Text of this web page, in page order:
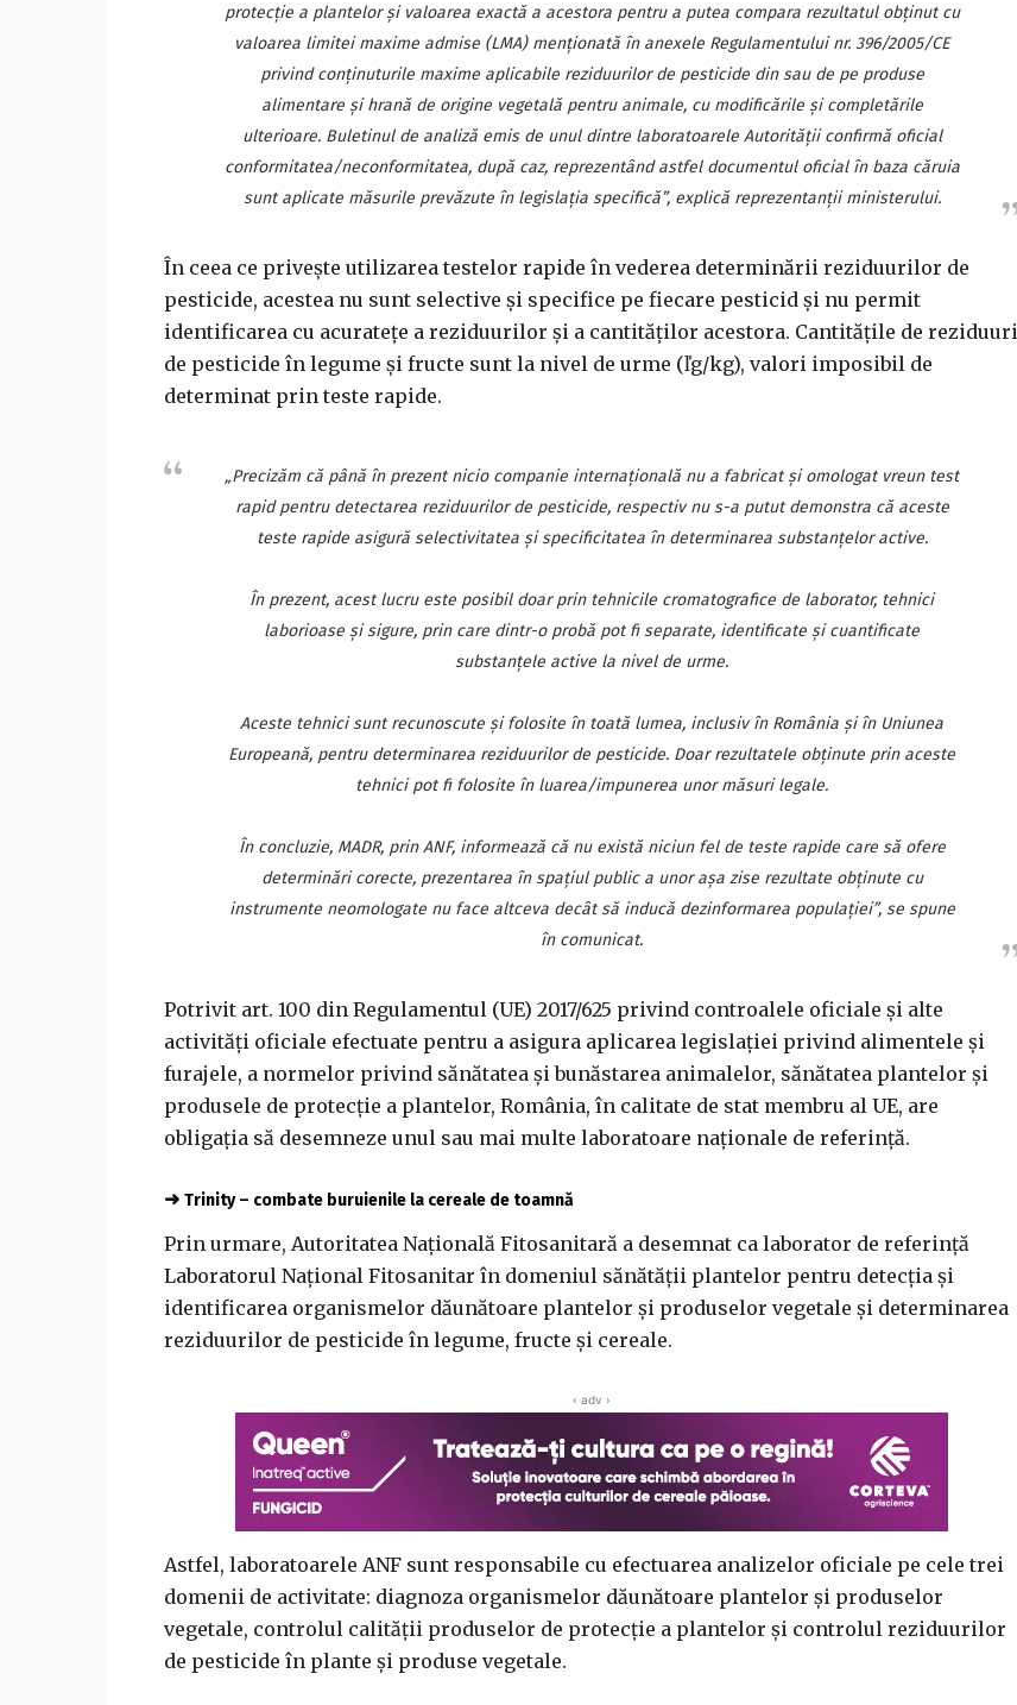
protecţie a plantelor şi valoarea exactă a acestora pentru a putea compara rezultatul obţinut cu
valoarea limitei maxime admise (LMA) menţionată în anexele Regulamentului nr. 396/2005/CE
privind conţinuturile maxime aplicabile reziduurilor de pesticide din sau de pe produse
alimentare şi hrană de origine vegetală pentru animale, cu modificările şi completările
ulterioare. Buletinul de analiză emis de unul dintre laboratoarele Autorităţii confirmă oficial
conformitatea/neconformitatea, după caz, reprezentând astfel documentul oficial în baza căruia
sunt aplicate măsurile prevăzute în legislaţia specifică”, explică reprezentanţii ministerului.
În ceea ce priveşte utilizarea testelor rapide în vederea determinării reziduurilor de
pesticide, acestea nu sunt selective şi specifice pe fiecare pesticid şi nu permit
identificarea cu acurateţe a reziduurilor şi a cantităţilor acestora. Cantităţile de reziduuri
de pesticide în legume şi fructe sunt la nivel de urme (ľg/kg), valori imposibil de
determinat prin teste rapide.
„Precizăm că până în prezent nicio companie internaţională nu a fabricat şi omologat vreun test
rapid pentru detectarea reziduurilor de pesticide, respectiv nu s-a putut demonstra că aceste
teste rapide asigură selectivitatea şi specificitatea în determinarea substanţelor active.
În prezent, acest lucru este posibil doar prin tehnicile cromatografice de laborator, tehnici
laborioase şi sigure, prin care dintr-o probă pot fi separate, identificate şi cuantificate
substanţele active la nivel de urme.
Aceste tehnici sunt recunoscute şi folosite în toată lumea, inclusiv în România şi în Uniunea
Europeană, pentru determinarea reziduurilor de pesticide. Doar rezultatele obţinute prin aceste
tehnici pot fi folosite în luarea/impunerea unor măsuri legale.
În concluzie, MADR, prin ANF, informează că nu există niciun fel de teste rapide care să ofere
determinări corecte, prezentarea în spaţiul public a unor aşa zise rezultate obţinute cu
instrumente neomologate nu face altceva decât să inducă dezinformarea populaţiei”, se spune
în comunicat.
Potrivit art. 100 din Regulamentul (UE) 2017/625 privind controalele oficiale şi alte
activităţi oficiale efectuate pentru a asigura aplicarea legislaţiei privind alimentele şi
furajele, a normelor privind sănătatea şi bunăstarea animalelor, sănătatea plantelor şi
produsele de protecţie a plantelor, România, în calitate de stat membru al UE, are
obligaţia să desemneze unul sau mai multe laboratoare naţionale de referinţă.
➜ Trinity – combate buruienile la cereale de toamnă
Prin urmare, Autoritatea Naţională Fitosanitară a desemnat ca laborator de referinţă
Laboratorul Naţional Fitosanitar în domeniul sănătăţii plantelor pentru detecţia şi
identificarea organismelor dăunătoare plantelor şi produselor vegetale şi determinarea
reziduurilor de pesticide în legume, fructe şi cereale.
‹ adv ›
Astfel, laboratoarele ANF sunt responsabile cu efectuarea analizelor oficiale pe cele trei
domenii de activitate: diagnoza organismelor dăunătoare plantelor şi produselor
vegetale, controlul calităţii produselor de protecţie a plantelor şi controlul reziduurilor
de pesticide în plante şi produse vegetale.